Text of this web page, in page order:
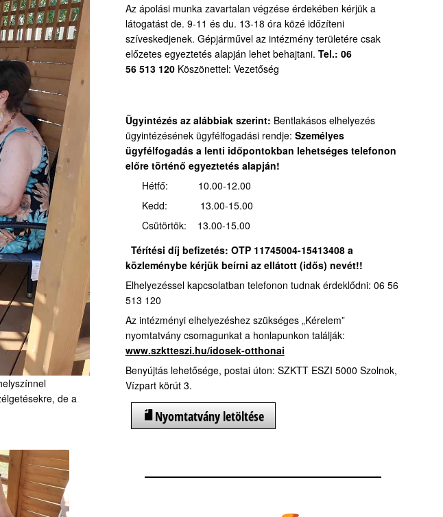
de a
Az ápolási munka zavartalan végzése érdekében kérjük a
látogatást de. 9-11 és du. 13-18 óra közé időzíteni
szíveskedjenek. Gépjárművel az intézmény területére csak
előzetes egyeztetés alapján lehet behajtani. Tel.: 06
56 513 120Köszönettel: Vezetőség
Ügyintézés az alábbiak szerint: Bentlakásos elhelyezés
ügyintézésének ügyfélfogadási rendje: Személyes
ügyfélfogadás a lenti időpontokban lehetséges telefonon
előre történő egyeztetés alapján!
Hétfő: 10.00-12.00
Kedd: 13.00-15.00
Csütörtök: 13.00-15.00
Térítési díj befizetés: OTP 11745004-15413408 a
közleménybe kérjük beírni az ellátott (idős) nevét!!
Elhelyezéssel kapcsolatban telefonon tudnak érdeklődni: 06 56
513 120
Az intézményi elhelyezéshez szükséges „Kérelem”
nyomtatvány csomagunkat a honlapunkon találják:
www.szktteszi.hu/idosek-otthonai
Benyújtás lehetősége, postai úton: SZKTT ESZI 5000 Szolnok,
Vízpart körút 3.
Nyomtatvány letöltése